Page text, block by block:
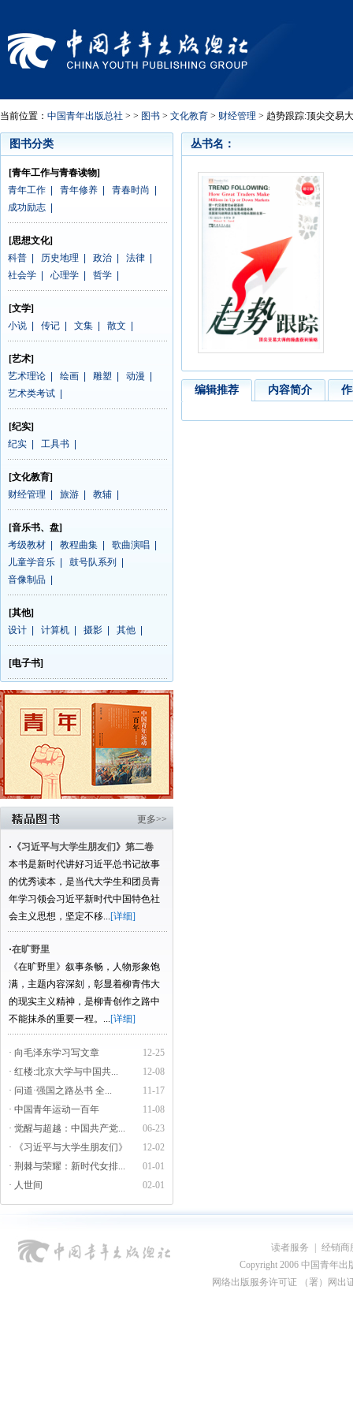
当前位置： 中国青年出版总社 > > 图书 > 文化教育 > 财经管理 > 趋势跟踪:顶尖交易
图书分类
[青年工作与青春读物]
青年工作
青年修养 青春时尚
成功励志
[思想文化]
科普
历史地理 政治 法律
社会学
心理学 哲学
[文学]
小说
传记 文集 散文
[艺术]
艺术理论
绘画 雕塑 动漫
艺术类考试
[纪实]
纪实
工具书
[文化教育]
财经管理
旅游 教辅
[音乐书、盘]
考级教材
教程曲集 歌曲演唱
儿童学音乐
鼓号队系列
音像制品
[其他]
设计
计算机 摄影 其他
[电子书]
更多>>
· 《习近平与大学生朋友们》第二卷
本书是新时代讲好习近平总书记故事
的优秀读本，是当代大学生和团员青
年学习领会习近平新时代中国特色社
会主义思想，坚定不移...[详细]
·在旷野里
《在旷野里》叙事条畅，人物形象饱
满，主题内容深刻，彰显着柳青伟大
的现实主义精神，是柳青创作之路中
不能抹杀的重要一程。...[详细]
12-25
· 向毛泽东学习写文章
12-08
· 红楼:北京大学与中国共...
11-17
· 问道·强国之路丛书 全...
11-08
· 中国青年运动一百年
06-23
· 觉醒与超越：中国共产党...
12-02
· 《习近平与大学生朋友们》
01-01
· 荆棘与荣耀：新时代女排...
02-01
· 人世间
丛书名：
编辑推荐 内容简介
读者服务
经销商
Copyright 2006 中国青年出
网络出版服务许可证 （署）网出